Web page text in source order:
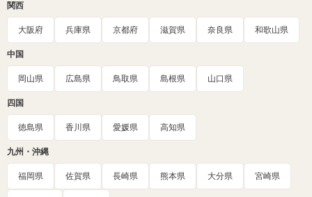
関西
大阪府 兵庫県 京都府 滋賀県 奈良県 和歌山県
中国
岡山県 広島県 鳥取県 島根県 山口県
四国
徳島県 香川県 愛媛県 高知県
九州・沖縄
福岡県 佐賀県 長崎県 熊本県 大分県 宮崎県